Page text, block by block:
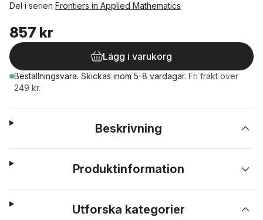
Del i serien Frontiers in Applied Mathematics
857 kr
Lägg i varukorg
Beställningsvara. Skickas inom 5-8 vardagar. Fri frakt över
249 kr.
Beskrivning
Produktinformation
Utforska kategorier